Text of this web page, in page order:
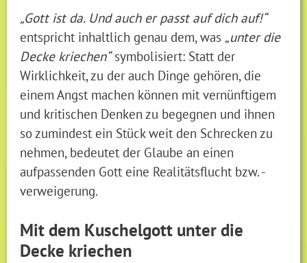
„Gott ist da. Und auch er passt auf dich auf!“
entspricht inhaltlich genau dem, was „unter die
Decke kriechen“symbolisiert: Statt der
Wirklichkeit, zu der auch Dinge gehören, die
einem Angst machen können mit vernünftigem
und kritischen Denken zu begegnen und ihnen
so zumindest ein Stück weit den Schrecken zu
nehmen, bedeutet der Glaube an einen
aufpassenden Gott eine Realitätsflucht bzw. -
verweigerung.
Mit dem Kuschelgott unter die
Decke kriechen